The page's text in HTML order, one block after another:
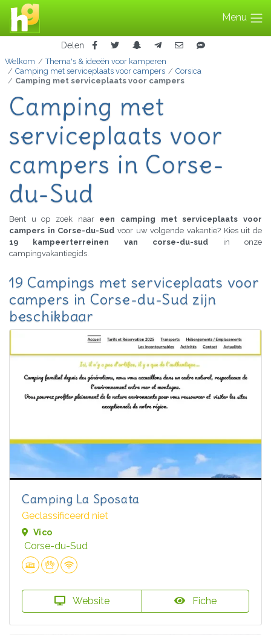
Menu
Delen
Welkom
Thema's & ideeën voor kamperen
Camping met serviceplaats voor campers
Corsica
Camping met serviceplaats voor campers
Camping met
serviceplaats voor
campers in Corse-
du-Sud
Bent u op zoek naar een camping met serviceplaats voor
campers in Corse-du-Sud voor uw volgende vakantie? Kies uit de
19 kampeerterreinen van corse-du-sud in onze
campingvakantiegids.
19 Campings met serviceplaats voor
campers in Corse-du-Sud zijn
beschikbaar
Camping La Sposata
Geclassificeerd niet
Vico
Corse-du-Sud
Website Fiche